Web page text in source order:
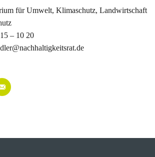
für Umwelt, Klimaschutz, Landwirtschaft
– 10 20